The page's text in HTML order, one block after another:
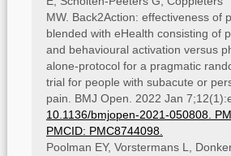
MW. Back2Action: effectiveness of
blended with eHealth consisting of
and behavioural activation versus
alone-protocol for a pragmatic
trial for people with subacute or
pain. BMJ Open. 2022 Jan
10.1136/bmjopen-2021-050808.
PMCID: PMC8744098.
Poolman EY, Vorstermans L,